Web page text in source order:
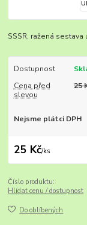
SSSR, ražená
Dostupnost
Cena před
slevou
25
Nejsme plátci DPH
25 Kč/ks
Číslo produktu:
Hlídat cenu / dostupnost
Do oblíbených